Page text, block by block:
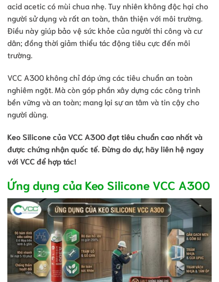
acid acetic có mùi chua nhẹ. Tuy nhiên không độc hại cho
người sử dụng và rất an toàn, thân thiện với môi trường.
Điều này giúp bảo vệ sức khỏe của người thi công và cư
dân; đồng thời giảm thiểu tác động tiêu cực đến môi
trường.
VCC A300 không chỉ đáp ứng các tiêu chuẩn an toàn
nghiêm ngặt. Mà còn góp phần xây dựng các công trình
bền vững và an toàn; mang lại sự an tâm và tin cậy cho
người dùng.
Keo Silicone của VCC A300 đạt tiêu chuẩn cao nhất và
được chứng nhận quốc tế. Đừng do dự, hãy liên hệ ngay
với VCC để hợp tác!
Ứng dụng của Keo Silicone VCC A300